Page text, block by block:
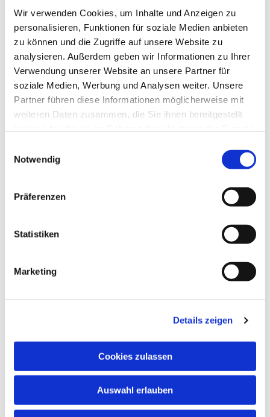
Wir verwenden Cookies, um Inhalte und Anzeigen zu
personalisieren, Funktionen für soziale Medien anbieten
zu können und die Zugriffe auf unsere Website zu
analysieren. Außerdem geben wir Informationen zu Ihrer
Verwendung unserer Website an unsere Partner für
soziale Medien, Werbung und Analysen weiter. Unsere
Partner führen diese Informationen möglicherweise mit
weiteren Daten zusammen, die Sie ihnen bereitgestellt
Notwendig
Präferenzen
Statistiken
Marketing
Details zeigen
Cookies zulassen
Auswahl erlauben
Dies könnte Sie auch